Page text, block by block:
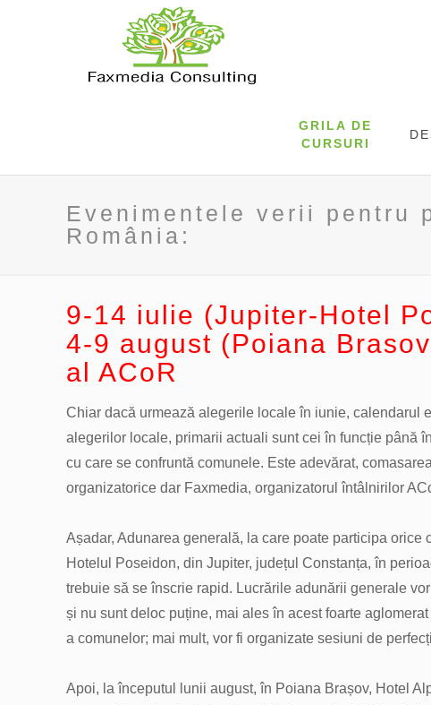
GRILA DE
CURSURI
Evenimentele verii pentru
România:
9-14 iulie (Jupiter-Hotel
4-9 august (Poiana
al ACoR
Chiar dacă urmează alegerile locale în iunie, calendarul
alegerilor locale, primarii actuali sunt cei în funcție până
cu care se confruntă comunele. Este adevărat,
organizatorice dar Faxmedia, organizatorul întâlnirilor
Așadar, Adunarea generală, la care poate participa
Hotelul Poseidon, din Jupiter, județul Constanța, în
trebuie să se înscrie rapid. Lucrările adunării generale
și nu sunt deloc puține, mai ales în acest foarte
a comunelor; mai mult, vor fi organizate sesiuni de
Apoi, la începutul lunii august, în Poiana Brașov, Hotel